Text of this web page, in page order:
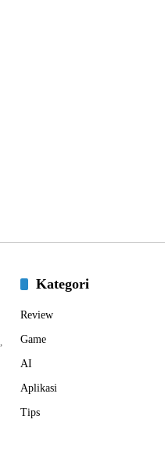
Kategori
Review
Game
AI
Aplikasi
Tips